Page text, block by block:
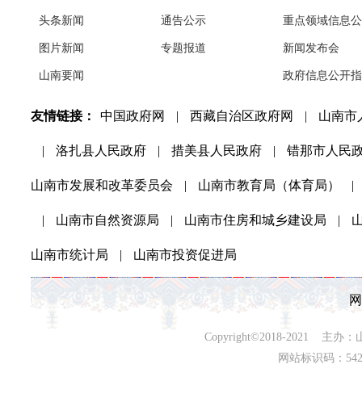
头条新闻
图片新闻
山南要闻
通告公示
专题报道
重点领域信息
新闻发布会
政府信息公开
友情链接： 中国政府网 | 西藏自治区政府网 | 山南市
| 洛扎县人民政府 | 措美县人民政府 | 错那市人民
山南市发展和改革委员会 | 山南市教育局（体育局） |
| 山南市自然资源局 | 山南市住房和城乡建设局 |
山南市统计局 | 山南市投资促进局
Copyright©2018-2021 主办：
网站标识码：